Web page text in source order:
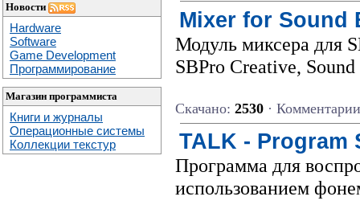
Новости
Hardware
Software
Game Development
Программирование
Магазин программиста
Книги и журналы
Операционные системы
Коллекции текстур
Mixer for Sound
Модуль миксера для
SBPro Creative,
Скачано: 2530 ·
TALK - Program
Программа для
использованием